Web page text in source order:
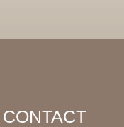
CONTACT